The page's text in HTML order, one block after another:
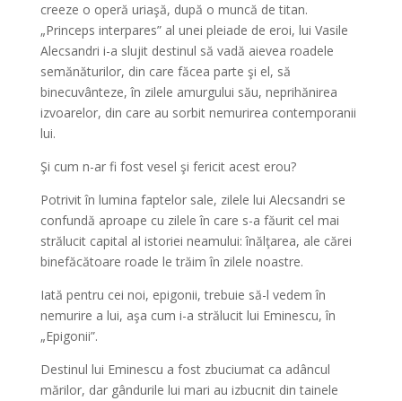
creeze o operă uriaşă, după o muncă de titan.
„Princeps interpares” al unei pleiade de eroi, lui Vasile
Alecsandri i-a slujit destinul să vadă aievea roadele
semănăturilor, din care făcea parte şi el, să
binecuvânteze, în zilele amurgului său, neprihănirea
izvoarelor, din care au sorbit nemurirea contemporanii
lui.
Şi cum n-ar fi fost vesel şi fericit acest erou?
Potrivit în lumina faptelor sale, zilele lui Alecsandri se
confundă aproape cu zilele în care s-a făurit cel mai
strălucit capital al istoriei neamului: înălţarea, ale cărei
binefăcătoare roade le trăim în zilele noastre.
Iată pentru cei noi, epigonii, trebuie să-l vedem în
nemurire a lui, aşa cum i-a strălucit lui Eminescu, în
„Epigonii”.
Destinul lui Eminescu a fost zbuciumat ca adâncul
mărilor, dar gândurile lui mari au izbucnit din tainele